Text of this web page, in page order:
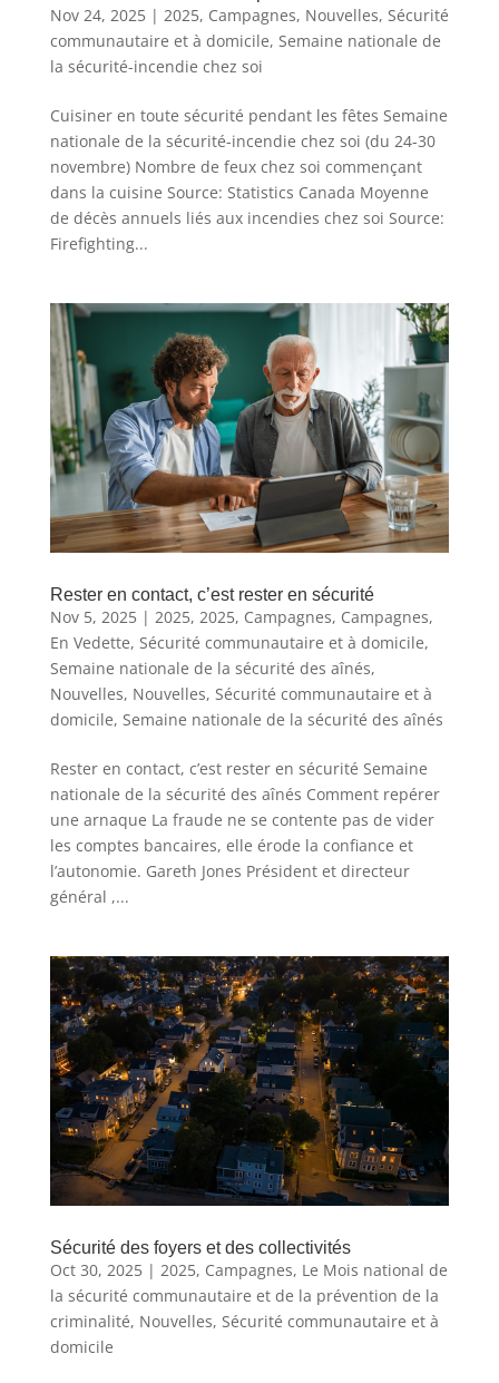
Nov 24, 2025| 2025, Campagnes, Nouvelles, Sécurité
communautaire et à domicile, Semaine nationale de
la sécurité-incendie chez soi
Cuisiner en toute sécurité pendant les fêtes Semaine
nationale de la sécurité-incendie chez soi (du 24-30
novembre) Nombre de feux chez soi commençant
dans la cuisine Source: Statistics Canada Moyenne
de décès annuels liés aux incendies chez soi Source:
Firefighting...
Rester en contact, c’est rester en sécurité
Nov 5, 2025| 2025, 2025, Campagnes, Campagnes,
En Vedette, Sécurité communautaire et à domicile,
Semaine nationale de la sécurité des aînés,
Nouvelles, Nouvelles, Sécurité communautaire et à
domicile, Semaine nationale de la sécurité des aînés
Rester en contact, c’est rester en sécurité Semaine
nationale de la sécurité des aînés Comment repérer
une arnaque La fraude ne se contente pas de vider
les comptes bancaires, elle érode la confiance et
l’autonomie. Gareth Jones Président et directeur
général ,...
Sécurité des foyers et des collectivités
Oct 30, 2025| 2025, Campagnes, Le Mois national de
la sécurité communautaire et de la prévention de la
criminalité, Nouvelles, Sécurité communautaire et à
domicile